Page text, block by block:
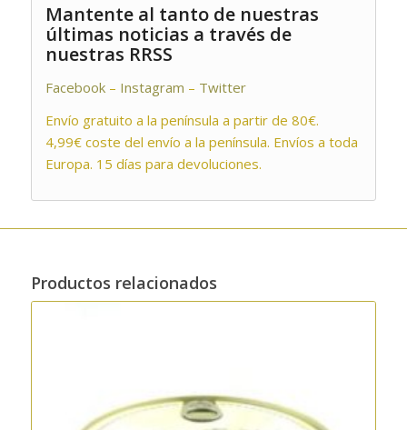
Mantente al tanto de nuestras
últimas noticias a través de
nuestras RRSS
Facebook– Instagram – Twitter
Envío gratuito a la península a partir de 80€.
4,99€ coste del envío a la península. Envíos a toda
Europa. 15 días para devoluciones.
Productos relacionados